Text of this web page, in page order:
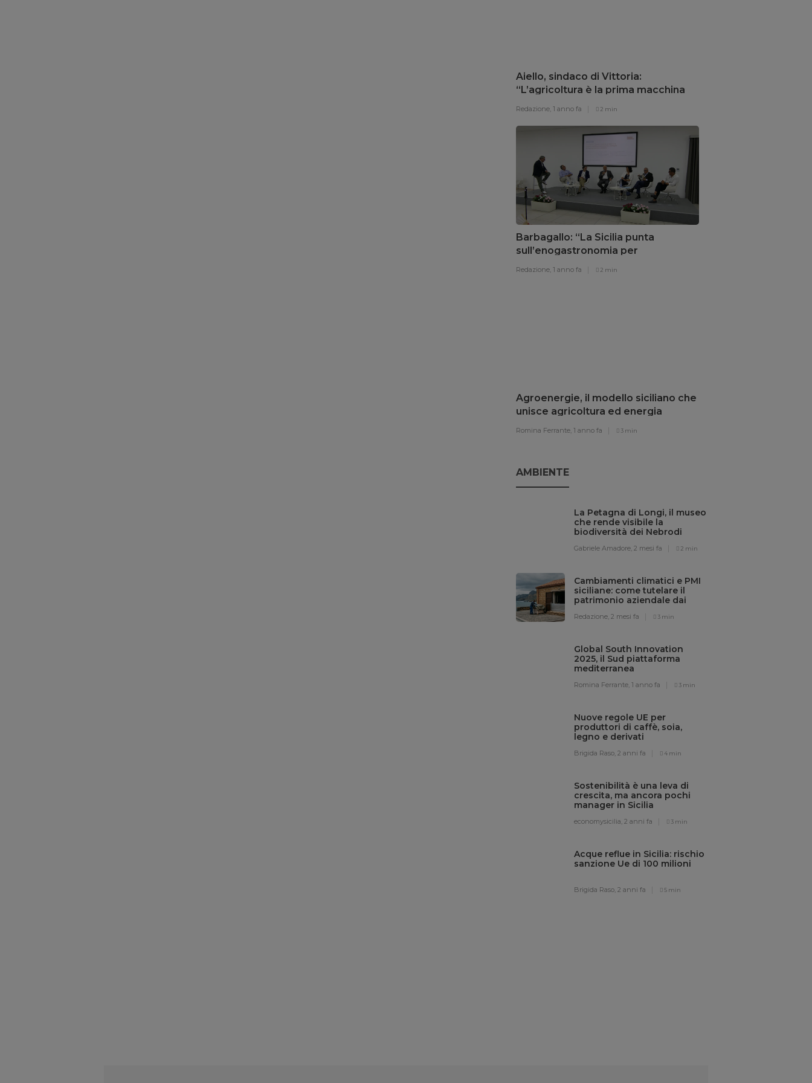
Aiello, sindaco di Vittoria:
“L’agricoltura è la prima macchina
Redazione, 1 anno fa 2 min
Barbagallo: “La Sicilia punta
sull’enogastronomia per
Redazione, 1 anno fa 2 min
Agroenergie, il modello siciliano che
unisce agricoltura ed energia
Romina Ferrante, 1 anno fa 3 min
AMBIENTE
La Petagna di Longi, il museo
che rende visibile la
biodiversità dei Nebrodi
Gabriele Amadore, 2 mesi fa 2 min
Cambiamenti climatici e PMI
siciliane: come tutelare il
patrimonio aziendale dai
Redazione, 2 mesi fa 3 min
Global South Innovation
2025, il Sud piattaforma
mediterranea
Romina Ferrante, 1 anno fa 3 min
Nuove regole UE per
produttori di caffè, soia,
legno e derivati
Brigida Raso, 2 anni fa 4 min
Sostenibilità è una leva di
crescita, ma ancora pochi
manager in Sicilia
economysicilia, 2 anni fa 3 min
Acque reflue in Sicilia: rischio
sanzione Ue di 100 milioni
Brigida Raso, 2 anni fa 5 min